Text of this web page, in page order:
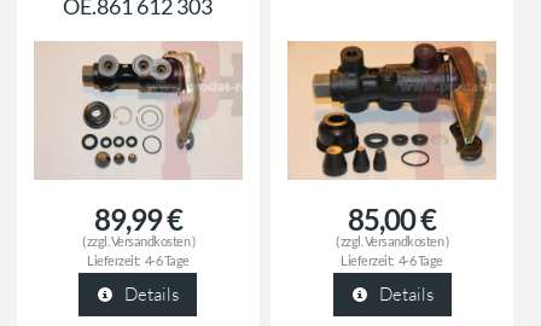
OE.861 612 303
89,99 €
( zzgl. Versandkosten)
Lieferzeit: 4-6 Tage
Details
85,00 €
( zzgl. Versandkosten)
Lieferzeit: 4-6 Tage
Details